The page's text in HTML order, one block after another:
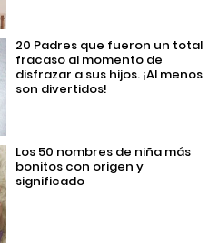
20 Padres que fueron un total
fracaso al momento de
disfrazar a sus hijos. ¡Al menos
son divertidos!
Los 50 nombres de niña más
bonitos con origen y
significado